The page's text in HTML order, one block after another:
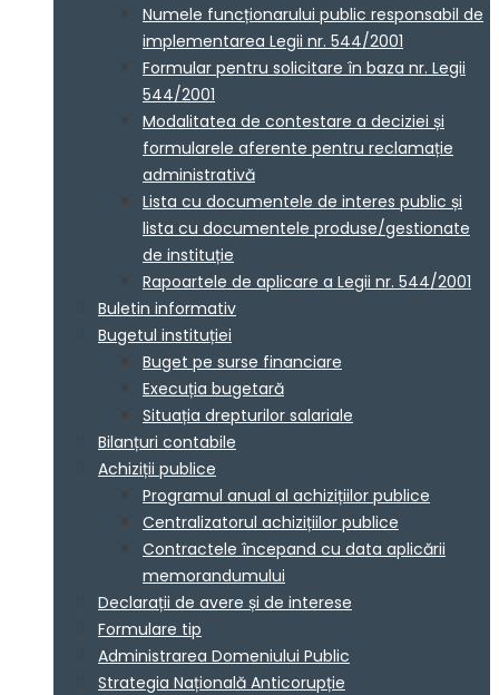
Numele funcționarului public responsabil de
implementarea Legii nr. 544/2001
Formular pentru solicitare în baza nr. Legii
544/2001
Modalitatea de contestare a deciziei și
formularele aferente pentru reclamație
administrativă
Lista cu documentele de interes public și
lista cu documentele produse/gestionate
de instituție
Rapoartele de aplicare a Legii nr. 544/2001
Buletin informativ
Bugetul instituției
Buget pe surse financiare
Execuția bugetară
Situația drepturilor salariale
Bilanțuri contabile
Achiziții publice
Programul anual al achizițiilor publice
Centralizatorul achizițiilor publice
Contractele începand cu data aplicării
memorandumului
Declarații de avere și de interese
Formulare tip
Administrarea Domeniului Public
Strategia Națională Anticorupție